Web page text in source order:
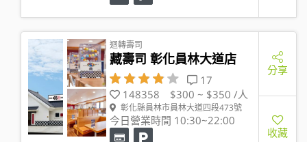
迴轉壽司
藏壽司 彰化員林大道店
17
148358
$300 ~ $350 /人
彰化縣員林市員林大道四段473號
今日營業時間 10:30~22:00
分享
收藏